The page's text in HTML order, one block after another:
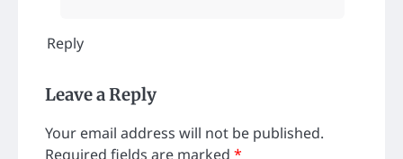
Reply
Leave a Reply
Your email address will not be published.
Required fields are marked *